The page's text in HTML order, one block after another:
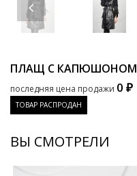
ПЛАЩ С КАПЮШОНОМ
последняя цена продажи 0 ₽
ТОВАР РАСПРОДАН
ВЫ СМОТРЕЛИ